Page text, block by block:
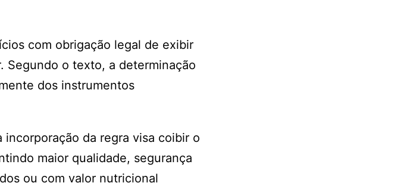
com obrigação legal de exibir
Segundo o texto, a determinação
dos instrumentos
da regra visa coibir o
maior qualidade, segurança
ou com valor nutricional